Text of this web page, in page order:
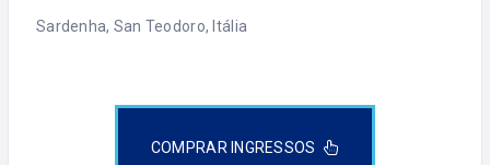
Sardenha, San Teodoro, Itália
COMPRAR INGRESSOS